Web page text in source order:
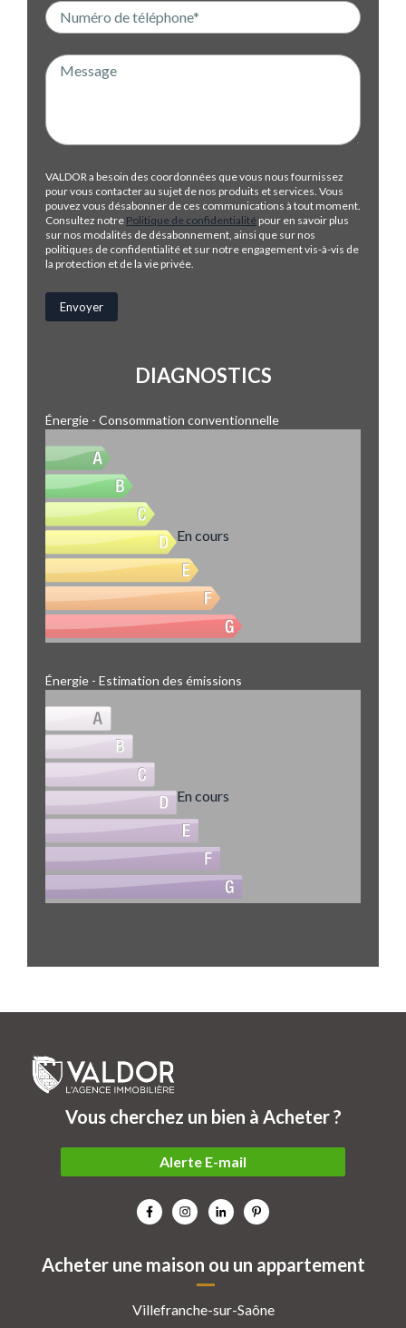
VALDOR a besoin des coordonnées que vous nous fournissez
pour vous contacter au sujet de nos produits et services. Vous
pouvez vous désabonner de ces communications à tout moment.
Consultez notre Politique de confidentialité pour en savoir plus
sur nos modalités de désabonnement, ainsi que sur nos
politiques de confidentialité et sur notre engagement vis-à-vis de
la protection et de la vie privée.
DIAGNOSTICS
Énergie - Consommation conventionnelle
En cours
Énergie - Estimation des émissions
En cours
Acheter une maison ou un appartement
Villefranche-sur-Saône
Vous cherchez un bien à Acheter ?
Alerte E-mail